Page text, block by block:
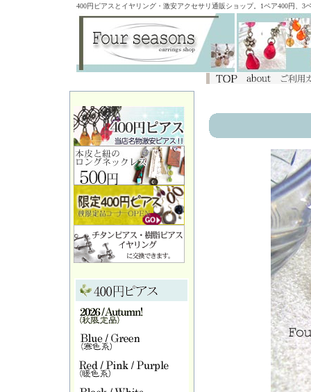
400円ピアスとイヤリング・激安アクセサリ通販ショップ。1ペア400円、